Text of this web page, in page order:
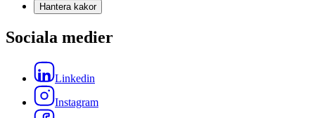
Hantera kakor
Sociala medier
Linkedin
Instagram